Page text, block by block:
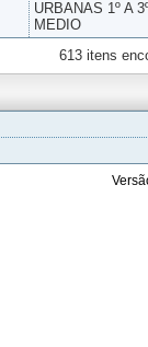
URBANAS 1º A
MEDIO
613 itens